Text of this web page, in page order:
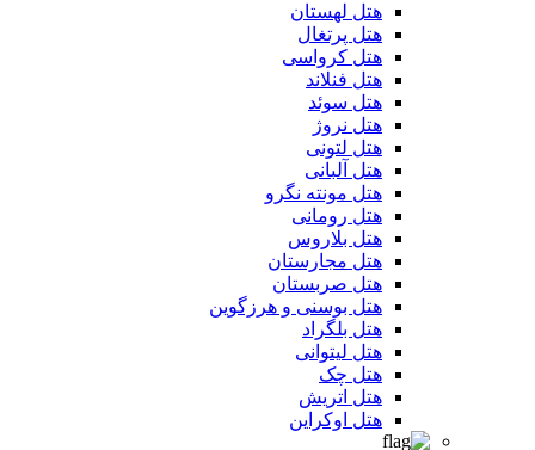
هتل لهستان
هتل پرتغال
هتل کرواسی
هتل فنلاند
هتل سوئد
هتل نروژ
هتل لتونی
هتل آلبانی
هتل مونته نگرو
هتل رومانی
هتل بلاروس
هتل مجارستان
هتل صربستان
هتل بوسنی و هرزگوین
هتل بلگراد
هتل لیتوانی
هتل چک
هتل اتریش
هتل اوکراین